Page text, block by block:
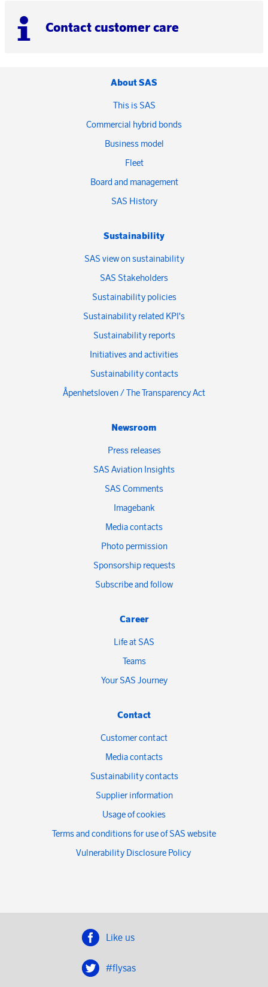
Contact customer care
About SAS
This is SAS
Commercial hybrid bonds
Business model
Fleet
Board and management
SAS History
Sustainability
SAS view on sustainability
SAS Stakeholders
Sustainability policies
Sustainability related KPI's
Sustainability reports
Initiatives and activities
Sustainability contacts
Åpenhetsloven / The Transparency Act
Newsroom
Press releases
SAS Aviation Insights
SAS Comments
Imagebank
Media contacts
Photo permission
Sponsorship requests
Subscribe and follow
Career
Life at SAS
Teams
Your SAS Journey
Contact
Customer contact
Media contacts
Sustainability contacts
Supplier information
Usage of cookies
Terms and conditions for use of SAS website
Vulnerability Disclosure Policy
Like us
#flysas